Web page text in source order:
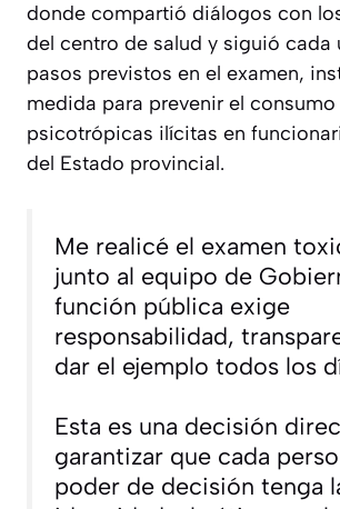
donde compartió diálogos con
del centro de salud y siguió cada
pasos previstos en el examen,
medida para prevenir el
psicotrópicas ilícitas en
del Estado provincial.
Me realicé el examen
junto al equipo de
función pública exige
responsabilidad,
dar el ejemplo todos los
Esta es una decisión
garantizar que cada
poder de decisión tenga